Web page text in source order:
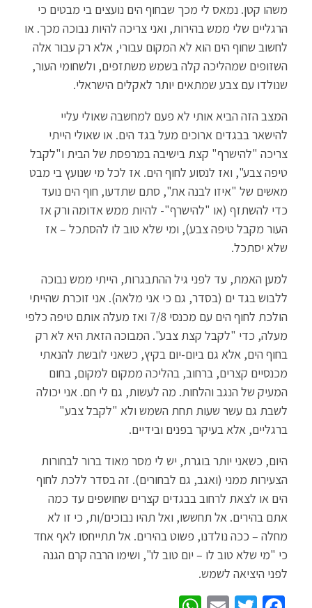
משהו קטן. נמאס לי מכך שבחוף הים נועצים בי מבטים כי
הרגליים שלי ממש בהירות, ואני צריכה להיות נבוכה מכך. או
לחשוב שחוף הים הוא לא המקום עבורי, אלא רק עבור אלה
השזופים שמהליכה קלה בשמש משתזפים, ולשחומי העור,
שנולדו עם צבע שמתאים יותר לאקלים הישראלי.
המצב הזה הביא אותי לא פעם למחשבה שאולי עליי
להישאר בבגדים ארוכים מעל בגד הים. או שאולי הייתי
צריכה "להישרף" קצת בישיבה במרפסת של הבית ו"לקבל
טיפה צבע", ואז לנסוע לחוף הים. אז לכל מי שנועץ בי מבט
מאשים של "איזו לבנה את", סתם שתדעו, חוף הים נועד
כדי להשתזף (או "להישרף"- להיות ממש אדומה ורק אז
העור מקבל טיפה צבע), ומי שלא טוב לו להסתכל – אז
שלא יסתכל.
למען האמת, עד לפני גיל ההתבגרות, הייתי ממש נבוכה
ללבוש בגד ים (בסדר, גם כי אני מלאה). אני זוכרת שהייתי
הולכת לחוף הים עם מכנסי 7/8 ואז מעלה אותם טיפה כלפי
מעלה, כדי "לקבל קצת צבע". המבוכה הזאת היא לא רק
בחוף הים, אלא גם ביום-יום בקיץ, כשאני לובשת להנאתי
מכנסיים קצרים, ברחוב, בהליכה ממקום למקום, בחום
המעיק של הנגב והלחות. מה לעשות, גם לי חם. אני יכולה
לשבת גם עשר שעות תחת השמש ולא "לקבל צבע"
ברגליים, אלא בעיקר בפנים ובידיים.
היום, כשאני יותר בוגרת, יש לי מסר מאוד ברור לבחורות
הצעירות ממני (ואגב, גם לבחורים). זה בסדר ללכת לחוף
הים או לצאת לרחוב בבגדים קצרים שחושפים עד כמה
אתם בהירים. אל תחששו, ואל תהיו נבוכים/ות, כי זו לא
מחלה – ככה נולדנו, פשוט בהירים. אל תתייחסו לאף אחד
כי "מי שלא טוב לו – יום טוב לו", ושימו הרבה קרם הגנה
לפני היציאה לשמש.